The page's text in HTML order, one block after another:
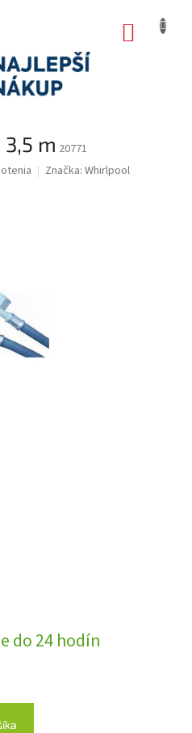
m 20771
Značka: Whirlpool
do 24 hodín